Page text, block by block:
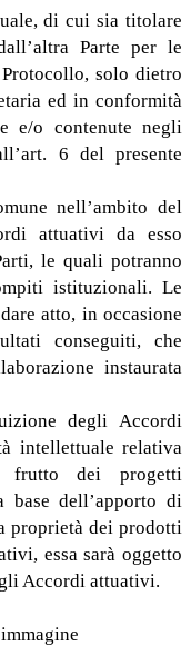
di cui sia titolare
Parte per le
solo dietro
ed in conformità
e/o contenute negli
6 del presente
nell’ambito del
attuativi da esso
le quali potranno
istituzionali. Le
atto, in occasione
conseguiti, che
instaurata
degli Accordi
intellettuale relativa
frutto dei progetti
base dell’apporto di
proprietà dei prodotti
essa sarà oggetto
Accordi attuativi.